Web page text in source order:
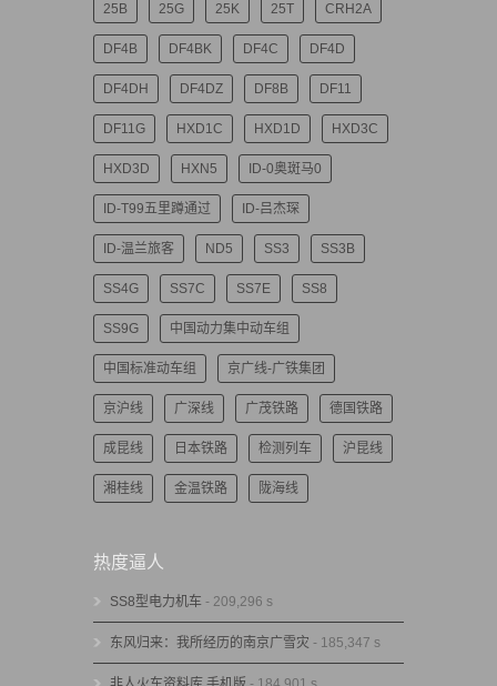
25B 25G 25K 25T CRH2A
DF4B DF4BK DF4C DF4D
DF4DH DF4DZ DF8B DF11
DF11G HXD1C HXD1D HXD3C
HXD3D HXN5 ID-0奥斑马0
ID-T99五里蹲通过 ID-吕杰琛
ID-温兰旅客 ND5 SS3 SS3B
SS4G SS7C SS7E SS8
SS9G 中国动力集中动车组
中国标准动车组 京广线-广铁集团
京沪线 广深线 广茂铁路 德国铁路
成昆线 日本铁路 检测列车 沪昆线
湘桂线 金温铁路 陇海线
热度逼人
SS8型电力机车 - 209,296 s
东风归来：我所经历的南京广雪灾 - 185,347 s